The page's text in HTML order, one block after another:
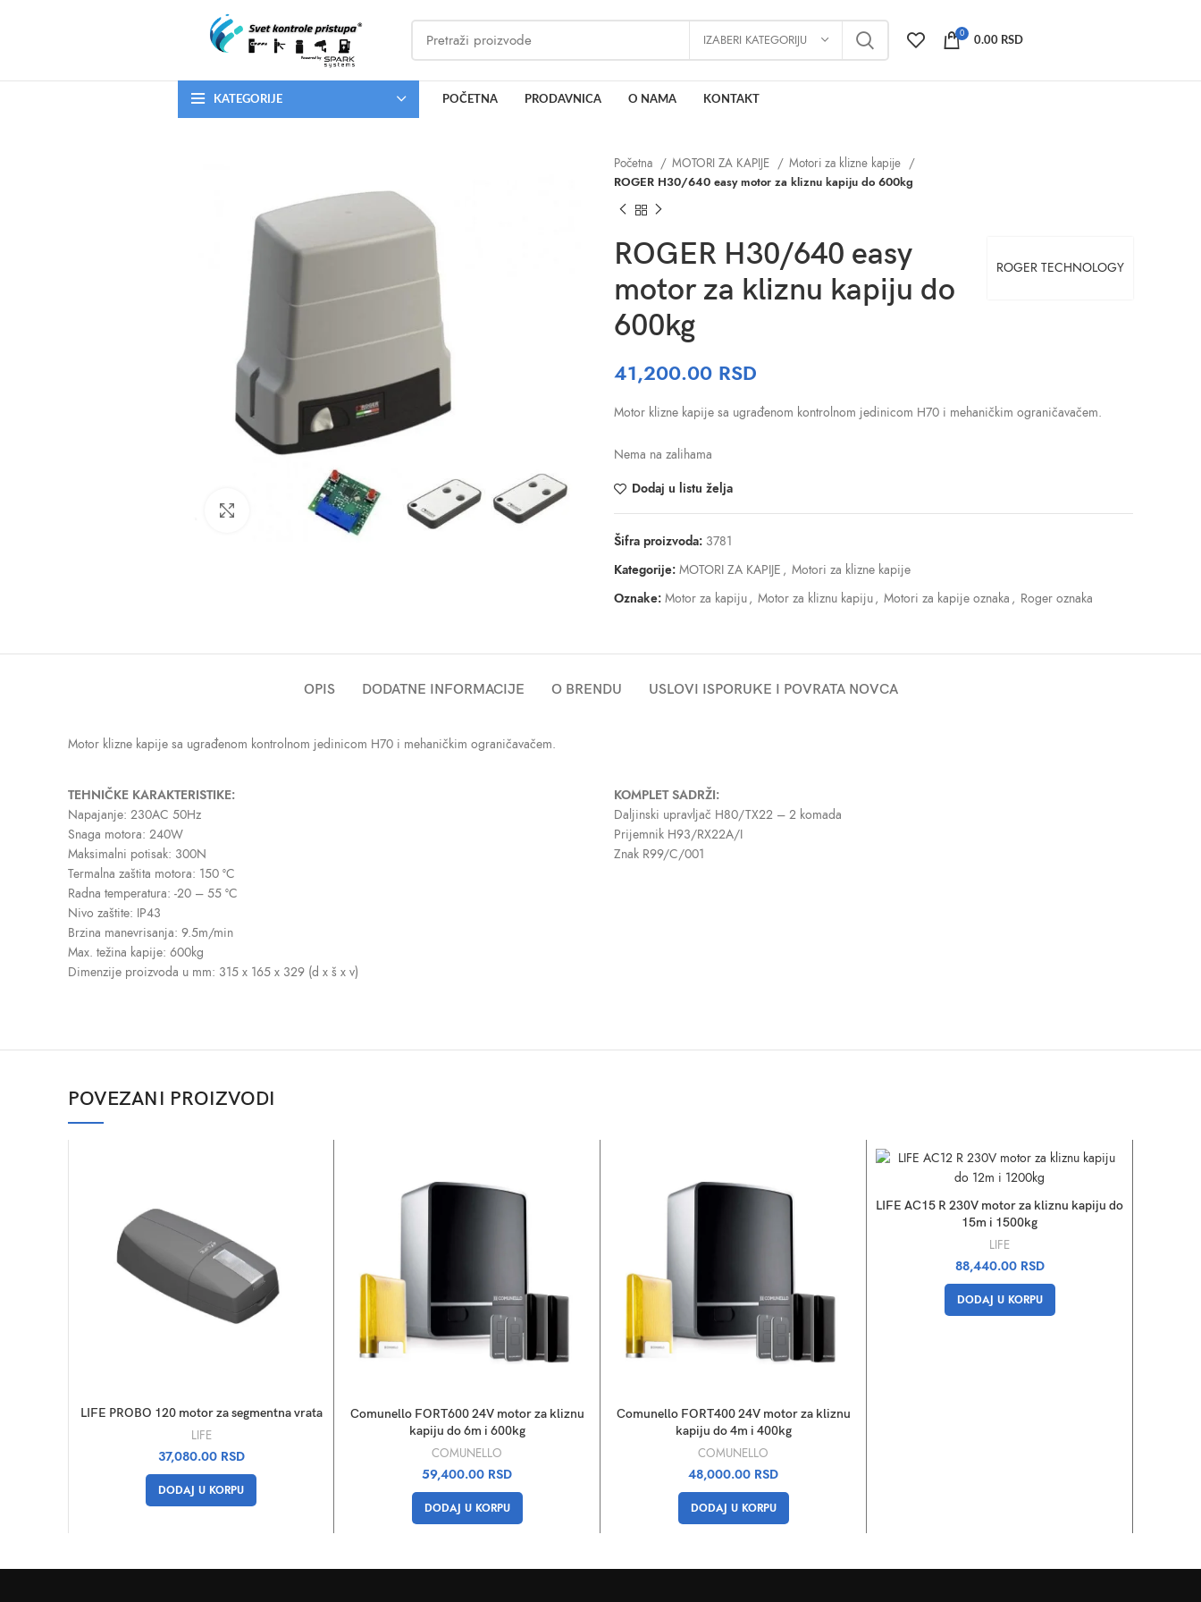
IZABERI KATEGORIJU 0
0.00 RSD
KATEGORIJE POČETNA PRODAVNICA O NAMA KONTAKT
Click to enlarge
Početna MOTORI ZA KAPIJE
Motori za klizne kapije
ROGER H30/640 easy motor za kliznu kapiju do 600kg
ROGER TECHNOLOGY
ROGER H30/640 easy
motor za kliznu kapiju do
600kg
41,200.00 RSD
Motor klizne kapije sa ugrađenom kontrolnom jedinicom H70 i mehaničkim ograničavačem.
Nema na zalihama
Dodaj u listu želja
Šifra proizvoda: 3781
Kategorije: MOTORI ZA KAPIJE , Motori za klizne kapije
Oznake: Motor za kapiju, Motor za kliznu kapiju, Motori za kapije oznaka , Roger oznaka
OPIS DODATNE INFORMACIJE O BRENDU USLOVI ISPORUKE I POVRATA NOVCA
Motor klizne kapije sa ugrađenom kontrolnom jedinicom H70 i mehaničkim ograničavačem.
TEHNIČKE KARAKTERISTIKE:
Napajanje: 230AC 50Hz
Snaga motora: 240W
Maksimalni potisak: 300N
Termalna zaštita motora: 150 °C
Radna temperatura: -20 – 55 °C
Nivo zaštite: IP43
Brzina manevrisanja: 9.5m/min
Max. težina kapije: 600kg
Dimenzije proizvoda u mm: 315 x 165 x 329 (d x š x v)
KOMPLET SADRŽI:
Daljinski upravljač H80/TX22 – 2 komada
Prijemnik H93/RX22A/I
Znak R99/C/001
POVEZANI PROIZVODI
LIFE PROBO 120 motor za segmentna vrata
LIFE
37,080.00 RSD
DODAJ U KORPU
Comunello FORT600 24V motor za kliznu
kapiju do 6m i 600kg
COMUNELLO
59,400.00 RSD
DODAJ U KORPU
Comunello FORT400 24V motor za kliznu
kapiju do 4m i 400kg
COMUNELLO
48,000.00 RSD
DODAJ U KORPU
LIFE AC15 R 230V motor za kliznu kapiju do
15m i 1500kg
LIFE
88,440.00 RSD
DODAJ U KORPU